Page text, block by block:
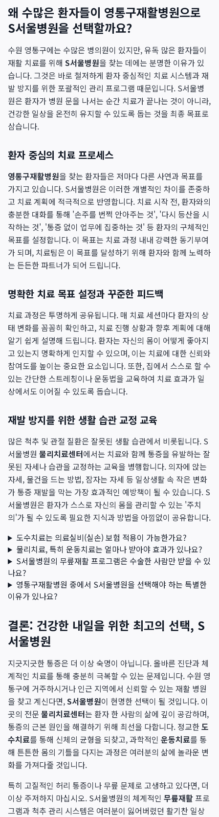
왜 수많은 환자들이 영통구재활병원으로
S서울병원을 선택할까요?
수원 영통구에는 수많은 병의원이 있지만, 유독 많은 환자들이
재활 치료를 위해 S서울병원을 찾는 데에는 분명한 이유가 있
습니다. 그것은 바로 철저하게 환자 중심적인 치료 시스템과 재
발 방지를 위한 포괄적인 관리 프로그램 때문입니다. S서울병
원은 환자가 병원 문을 나서는 순간 치료가 끝나는 것이 아니라,
건강한 일상을 온전히 유지할 수 있도록 돕는 것을 최종 목표로
삼습니다.
환자 중심의 치료 프로세스
영통구재활병원을 찾는 환자들은 저마다 다른 사연과 목표를
가지고 있습니다. S서울병원은 이러한 개별적인 차이를 존중하
고 치료 계획에 적극적으로 반영합니다. 치료 시작 전, 환자와의
충분한 대화를 통해 '손주를 번쩍 안아주는 것', '다시 등산을 시
작하는 것', '통증 없이 업무에 집중하는 것' 등 환자의 구체적인
목표를 설정합니다. 이 목표는 치료 과정 내내 강력한 동기부여
가 되며, 치료팀은 이 목표를 달성하기 위해 환자와 함께 노력하
는 든든한 파트너가 되어 드립니다.
명확한 치료 목표 설정과 꾸준한 피드백
치료 과정은 투명하게 공유됩니다. 매 치료 세션마다 환자의 상
태 변화를 꼼꼼히 확인하고, 치료 진행 상황과 향후 계획에 대해
알기 쉽게 설명해 드립니다. 환자는 자신의 몸이 어떻게 좋아지
고 있는지 명확하게 인지할 수 있으며, 이는 치료에 대한 신뢰와
참여도를 높이는 중요한 요소입니다. 또한, 집에서 스스로 할 수
있는 간단한 스트레칭이나 운동법을 교육하여 치료 효과가 일
상에서도 이어질 수 있도록 돕습니다.
재발 방지를 위한 생활 습관 교정 교육
많은 척추 및 관절 질환은 잘못된 생활 습관에서 비롯됩니다. S
서울병원 물리치료센터에서는 치료와 함께 통증을 유발하는 잘
못된 자세나 습관을 교정하는 교육을 병행합니다. 의자에 앉는
자세, 물건을 드는 방법, 잠자는 자세 등 일상생활 속 작은 변화
가 통증 재발을 막는 가장 효과적인 예방책이 될 수 있습니다. S
서울병원은 환자가 스스로 자신의 몸을 관리할 수 있는 '주치
의'가 될 수 있도록 필요한 지식과 방법을 아낌없이 공유합니다.
도수치료는 의료실비(실손) 보험 적용이 가능한가요?
물리치료, 특히 운동치료는 얼마나 받아야 효과가 있나요?
S서울병원의 무릎재활 프로그램은 수술한 사람만 받을 수 있
나요?
영통구재활병원 중에서 S서울병원을 선택해야 하는 특별한
이유가 있나요?
결론: 건강한 내일을 위한 최고의 선택, S
서울병원
지긋지긋한 통증은 더 이상 숙명이 아닙니다. 올바른 진단과 체
계적인 치료를 통해 충분히 극복할 수 있는 문제입니다. 수원 영
통구에 거주하시거나 인근 지역에서 신뢰할 수 있는 재활 병원
을 찾고 계신다면,S서울병원이 현명한 선택이 될 것입니다. 이
곳의 전문 물리치료센터는 환자 한 사람의 삶에 깊이 공감하며,
통증의 근본 원인을 해결하기 위해 최선을 다합니다. 정교한도
수치료를 통해 신체의 균형을 되찾고, 과학적인 운동치료를 통
해 튼튼한 몸의 기틀을 다지는 과정은 여러분의 삶에 놀라운 변
화를 가져다줄 것입니다.
특히 고질적인 허리 통증이나 무릎 문제로 고생하고 있다면, 더
이상 주저하지 마십시오. S서울병원의 체계적인 무릎재활프로
그램과 척추 관리 시스템은 여러분이 잃어버렸던 활기찬 일상